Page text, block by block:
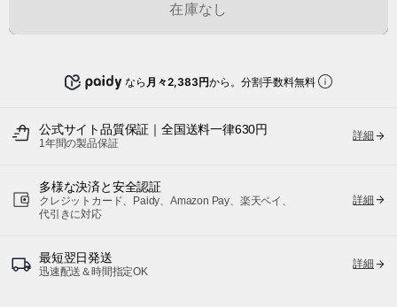
在庫なし
なら 月々2,383円から。分割手数料無料
公式サイト品質保証｜全国送料一律630円
1年間の製品保証
詳細
多様な決済と安全認証
クレジットカード、Paidy、Amazon Pay、楽天ペイ、
代引きに対応
詳細
最短翌日発送
迅速配送＆時間指定OK
詳細